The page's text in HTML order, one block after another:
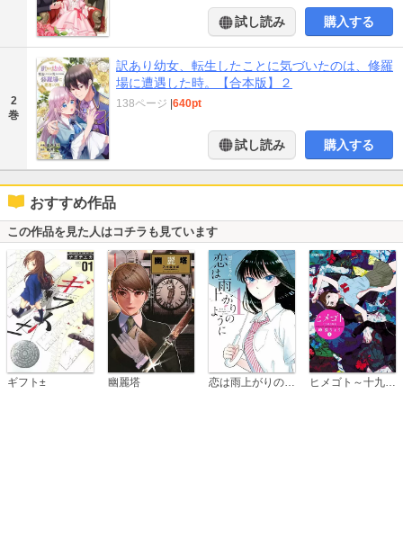
試し読み 購入する
2
巻
訳あり幼女、転生したことに気づいたのは、修羅
場に遭遇した時。【合本版】２
138ページ |640pt
試し読み 購入する
おすすめ作品
この作品を見た人はコチラも見ています
ギフト± 幽麗塔